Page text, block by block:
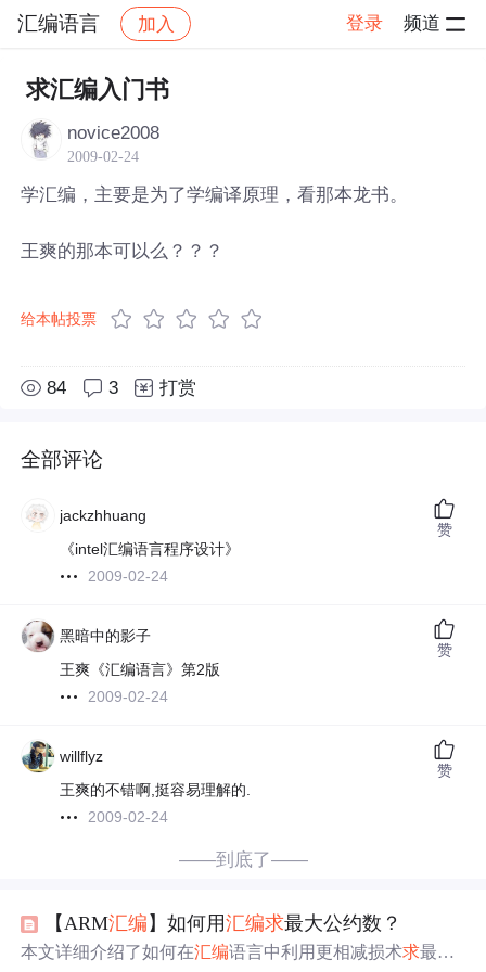
汇编语言 加入 登录 频道
社区 汇编语言
求汇编入门书
novice2008
2009-02-24
学汇编，主要是为了学编译原理，看那本龙书。
王爽的那本可以么？？？
给本帖投票
84 3 打赏
全部评论
jackzhhuang
《intel汇编语言程序设计》
2009-02-24
赞
黑暗中的影子
王爽《汇编语言》第2版
2009-02-24
赞
willflyz
王爽的不错啊,挺容易理解的.
2009-02-24
赞
——到底了——
【ARM汇编 】如何用汇编求最大公约数？
本文详细介绍了如何在汇编语言中利用更相减损术求最大